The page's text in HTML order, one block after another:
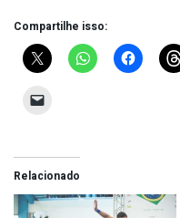
Compartilhe isso:
Relacionado